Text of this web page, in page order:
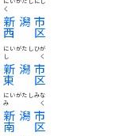
新潟市
西区
く
新潟市
東区
にいがたしひが
しく
新潟市
南区
にいがたしみな
みく